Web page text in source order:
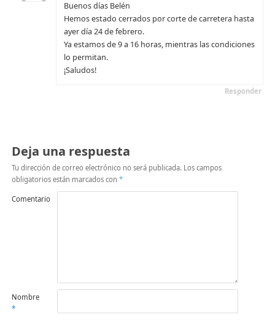
Buenos días Belén
Hemos estado cerrados por corte de carretera hasta
ayer día 24 de febrero.
Ya estamos de 9 a 16 horas, mientras las condiciones
lo permitan.
¡Saludos!
Responder
Deja una respuesta
Tu dirección de correo electrónico no será publicada. Los campos
obligatorios están marcados con *
Comentario
Nombre
*